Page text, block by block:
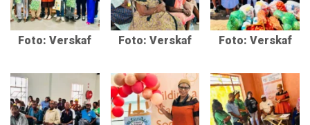
Foto: Verskaf Foto: Verskaf Foto: Verskaf